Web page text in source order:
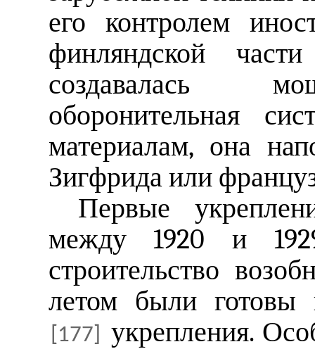
его контролем
финляндской
создавалась
оборонительная
материалам, она
Зигфрида или
Первые
между 1920 и
строительство
летом были готовы
[177]
укрепления.